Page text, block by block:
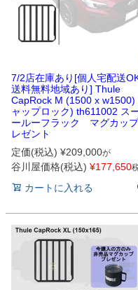
7/2店在庫あり[個人宅配送
送料無料地域あり] Thule
CapRock M (1500 x w1500)
ャップロック) th611002 ス
ールーフラック マグカッ
レゼント
定価(税込) ¥209,000が
谷川屋価格(税込) ¥177,650
カートに入れる